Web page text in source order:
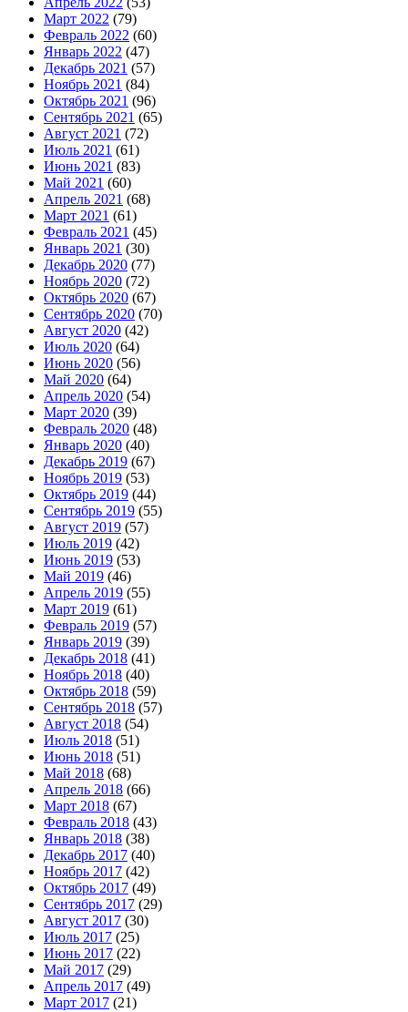
Март 2022 (79)
Февраль 2022 (60)
Январь 2022 (47)
Декабрь 2021 (57)
Ноябрь 2021 (84)
Октябрь 2021 (96)
Сентябрь 2021 (65)
Август 2021 (72)
Июль 2021 (61)
Июнь 2021 (83)
Май 2021 (60)
Апрель 2021 (68)
Март 2021 (61)
Февраль 2021 (45)
Январь 2021 (30)
Декабрь 2020 (77)
Ноябрь 2020 (72)
Октябрь 2020 (67)
Сентябрь 2020 (70)
Август 2020 (42)
Июль 2020 (64)
Июнь 2020 (56)
Май 2020 (64)
Апрель 2020 (54)
Март 2020 (39)
Февраль 2020 (48)
Январь 2020 (40)
Декабрь 2019 (67)
Ноябрь 2019 (53)
Октябрь 2019 (44)
Сентябрь 2019 (55)
Август 2019 (57)
Июль 2019 (42)
Июнь 2019 (53)
Май 2019 (46)
Апрель 2019 (55)
Март 2019 (61)
Февраль 2019 (57)
Январь 2019 (39)
Декабрь 2018 (41)
Ноябрь 2018 (40)
Октябрь 2018 (59)
Сентябрь 2018 (57)
Август 2018 (54)
Июль 2018 (51)
Июнь 2018 (51)
Май 2018 (68)
Апрель 2018 (66)
Март 2018 (67)
Февраль 2018 (43)
Январь 2018 (38)
Декабрь 2017 (40)
Ноябрь 2017 (42)
Октябрь 2017 (49)
Сентябрь 2017 (29)
Август 2017 (30)
Июль 2017 (25)
Июнь 2017 (22)
Май 2017 (29)
Апрель 2017 (49)
Март 2017 (21)